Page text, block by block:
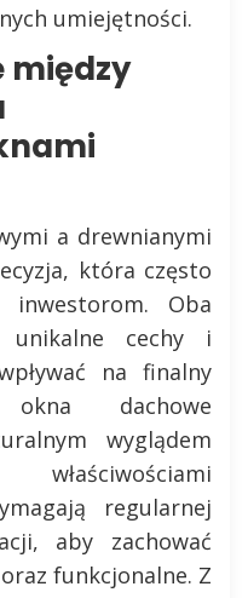
umiejętności.
między
a drewnianymi
która często
Oba
unikalne cechy i
na finalny
dachowe
wyglądem
regularnej
aby zachować
funkcjonalne. Z